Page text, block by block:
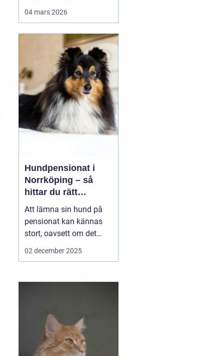
följsam och social hund.
En genomtänktvalpkurs
upsala
ger både valp
och äga...
04 mars 2026
Hundpensionat i
Norrköping – så
hittar du rätt
omsorg för din hund
Att lämna sin hund på
pensionat kan kännas
stort, oavsett om det
gäller en hel semester
runt Norrköping letar
hunden blir...
02 december 2025